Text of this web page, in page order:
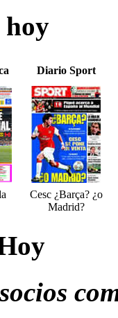
hoy
Diario Sport
Cesc ¿Barça? ¿o
Madrid?